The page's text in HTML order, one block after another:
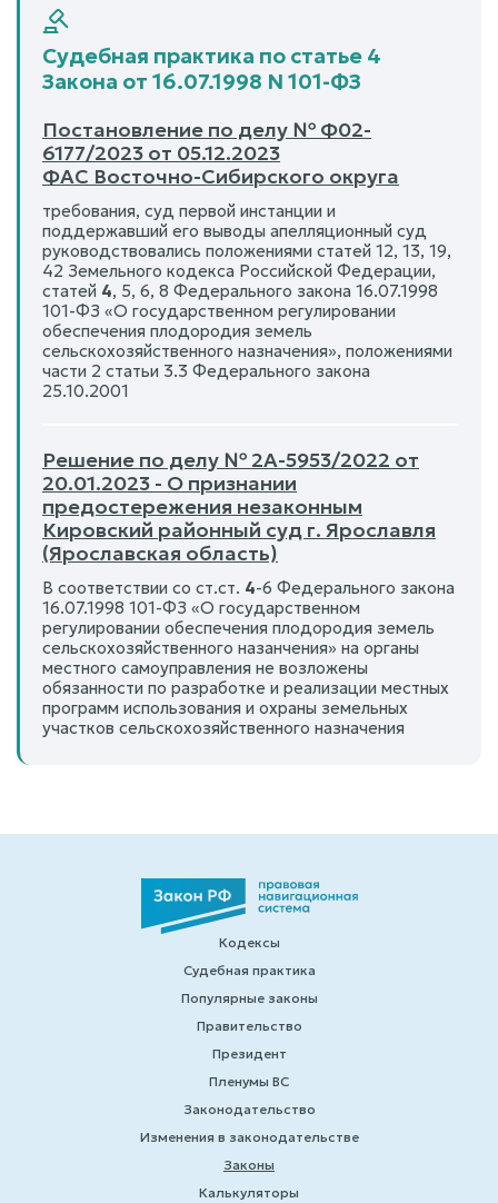
Судебная практика по статье 4
Закона от 16.07.1998 N 101-ФЗ
Постановление по делу № Ф02-
6177/2023 от 05.12.2023
ФАС Восточно-Сибирского округа
требования, суд первой инстанции и
поддержавший его выводы апелляционный суд
руководствовались положениями статей 12, 13, 19,
42 Земельного кодекса Российской Федерации,
статей 4, 5, 6, 8 Федерального закона 16.07.1998
101-ФЗ «О государственном регулировании
обеспечения плодородия земель
сельскохозяйственного назначения», положениями
части 2 статьи 3.3 Федерального закона
25.10.2001
Решение по делу № 2А-5953/2022 от
20.01.2023 - О признании
предостережения незаконным
Кировский районный суд г. Ярославля
(Ярославская область)
В соответствии со ст.ст. 4-6 Федерального закона
16.07.1998 101-ФЗ «О государственном
регулировании обеспечения плодородия земель
сельскохозяйственного назанчения» на органы
местного самоуправления не возложены
обязанности по разработке и реализации местных
программ использования и охраны земельных
участков сельскохозяйственного назначения
Кодексы
Судебная практика
Популярные законы
Правительство
Президент
Пленумы ВС
Законодательство
Изменения в законодательстве
Законы
Калькуляторы